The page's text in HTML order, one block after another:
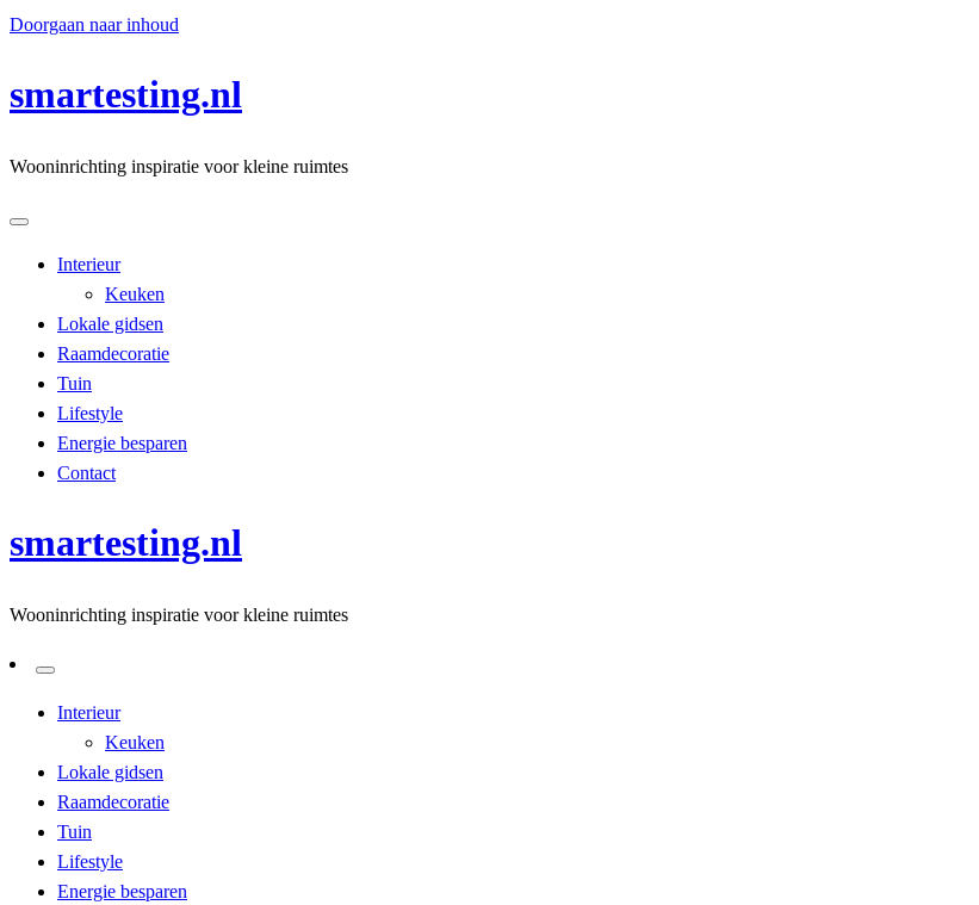
Doorgaan naar inhoud
smartesting.nl
Wooninrichting inspiratie voor kleine ruimtes
Interieur
Keuken
Lokale gidsen
Raamdecoratie
Tuin
Lifestyle
Energie besparen
Contact
smartesting.nl
Wooninrichting inspiratie voor kleine ruimtes
Interieur
Keuken
Lokale gidsen
Raamdecoratie
Tuin
Lifestyle
Energie besparen